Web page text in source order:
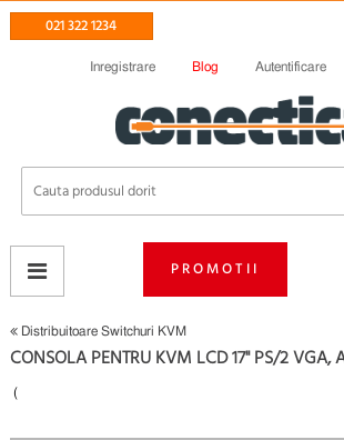
021 322 1234
Inregistrare Blog Autentificare
PROMOTII
Distribuitoare Switchuri KVM
CONSOLA PENTRU KVM LCD 17" PS/2 VGA,
(